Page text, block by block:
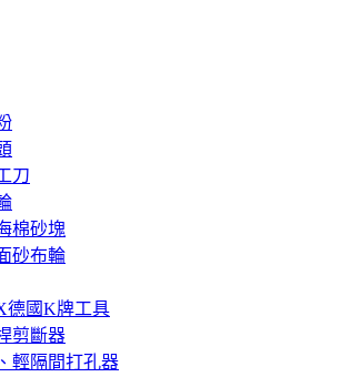
刀
棉砂塊
砂布輪
德國K牌工具
剪斷器
輕隔間打孔器